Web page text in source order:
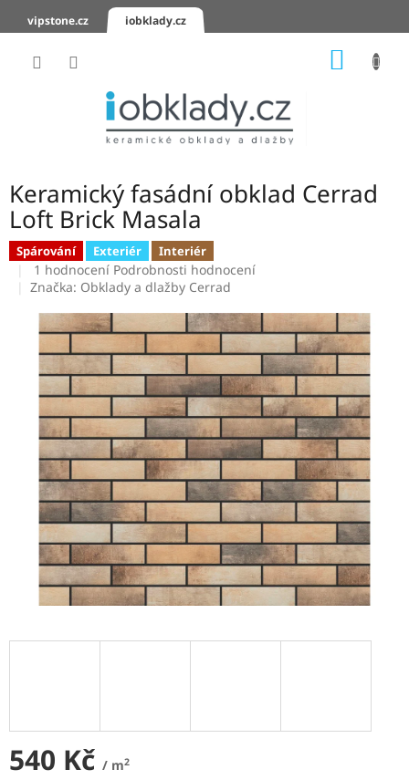
vipstone.cz iobklady.cz
KERAMICKÉ
OBKLADY
KERAMICKÉ
DLAŽBY
SCHODOVKY
KERAMICKÉ
PARAPETY
NEJLEVNĚJŠÍ
OBKLADY
SÉRIE
OBKLADŮ
DLAŽEB
Naše
prodejna
Značky
Keramický fasádní obklad Cerrad
Loft Brick Masala
Spárování Exteriér Interiér
Průměrné
hodnocení
je
5,0
z
5
hvězdiček.
1 hodnocení Podrobnosti hodnocení
Značka: Obklady a dlažby Cerrad
540 Kč / m2